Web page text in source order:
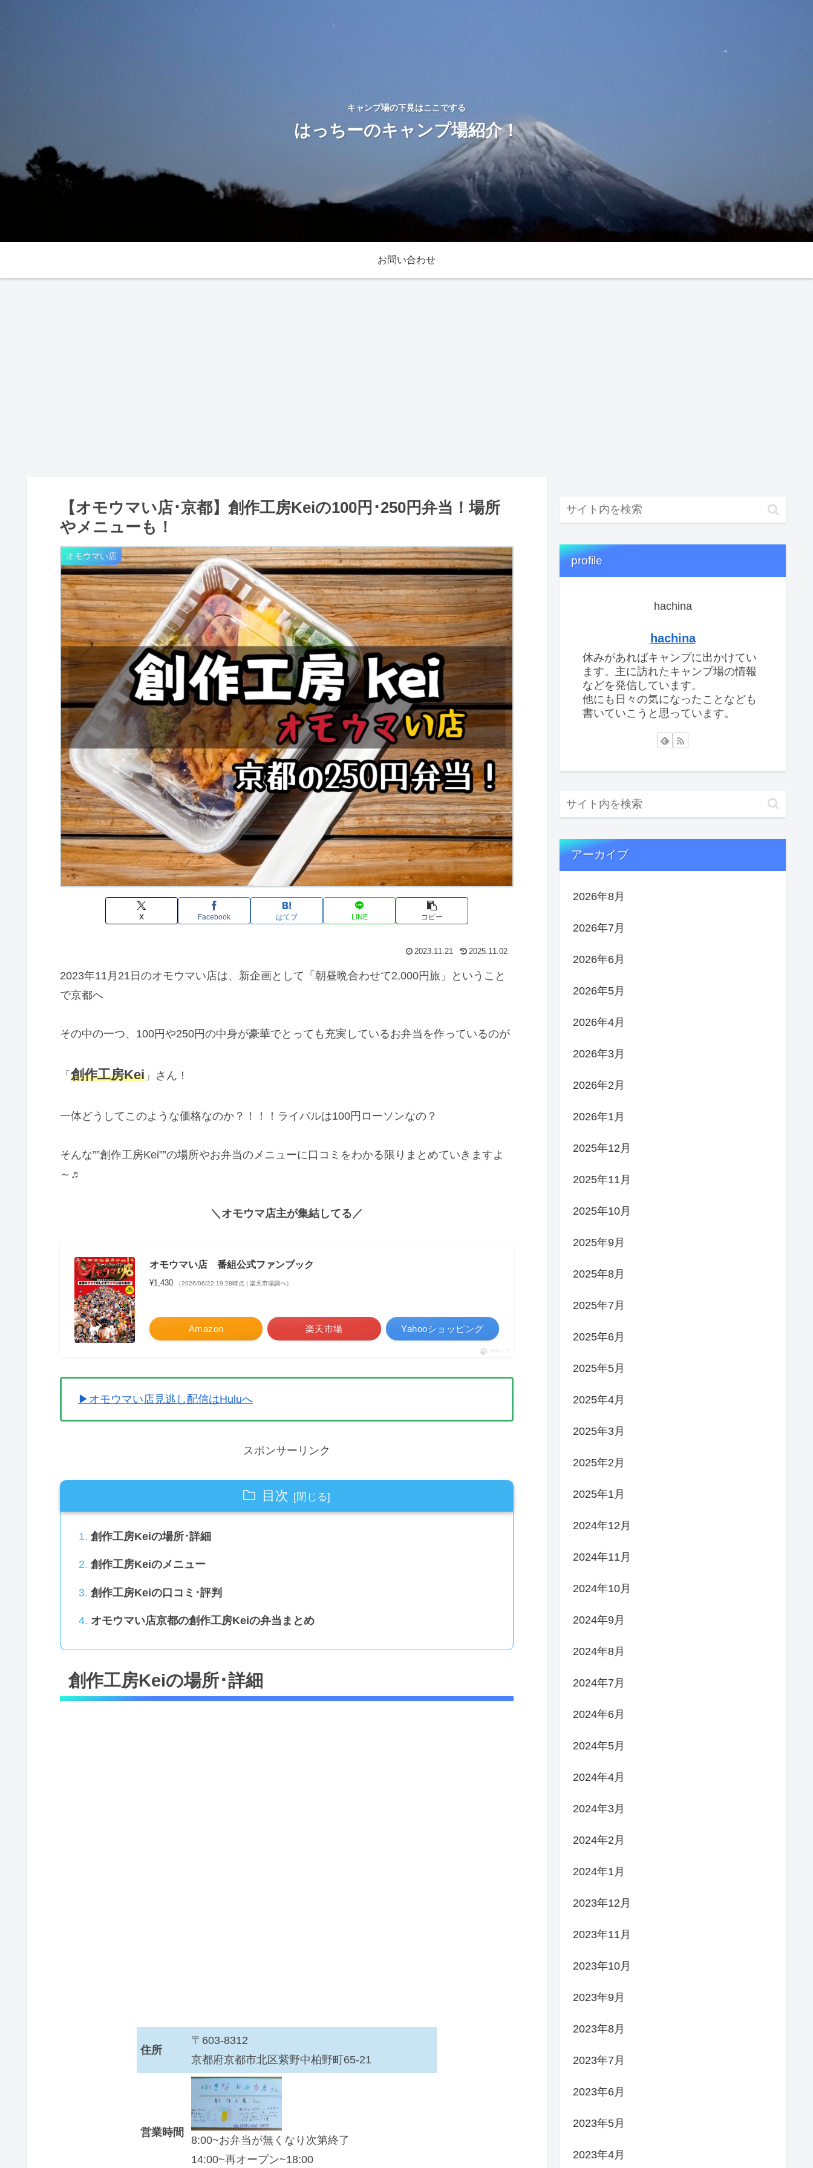
キャンプ場の下見はここでする
はっちーのキャンプ場紹介！
お問い合わせ
【オモウマい店･京都】創作工房Keiの100円･250円弁当！場所
やメニューも！
オモウマい店
X Facebook はてブ LINE コピー
2023.11.21 2025.11.02
2023年11月21日のオモウマい店は、新企画として「朝昼晩合わせて2,000円旅」ということ
で京都へ
その中の一つ、100円や250円の中身が豪華でとっても充実しているお弁当を作っているのが
「 創作工房Kei 」さん！
一体どうしてこのような価格なのか？！！！ライバルは100円ローソンなの？
そんな””創作工房Kei””の場所やお弁当のメニューに口コミをわかる限りまとめていきますよ
～♬
＼オモウマ店主が集結してる／
オモウマい店 番組公式ファンブック
¥1,430 （2026/06/22 19:28時点 | 楽天市場調べ）
Amazon 楽天市場 Yahooショッピング
ポチップ
▶オモウマい店見逃し配信はHuluへ
スポンサーリンク
目次
創作工房Keiの場所･詳細
創作工房Keiのメニュー
創作工房Keiの口コミ･評判
オモウマい店京都の創作工房Keiの弁当まとめ
創作工房Keiの場所･詳細
住所
〒603-8312
京都府京都市北区紫野中柏野町65-21
営業時間
8:00~お弁当が無くなり次第終了
14:00~再オープン~18:00
profile
hachina
hachina
休みがあればキャンプに出かけてい
ます。主に訪れたキャンプ場の情報
などを発信しています。
他にも日々の気になったことなども
書いていこうと思っています。
アーカイブ
2026年8月
2026年7月
2026年6月
2026年5月
2026年4月
2026年3月
2026年2月
2026年1月
2025年12月
2025年11月
2025年10月
2025年9月
2025年8月
2025年7月
2025年6月
2025年5月
2025年4月
2025年3月
2025年2月
2025年1月
2024年12月
2024年11月
2024年10月
2024年9月
2024年8月
2024年7月
2024年6月
2024年5月
2024年4月
2024年3月
2024年2月
2024年1月
2023年12月
2023年11月
2023年10月
2023年9月
2023年8月
2023年7月
2023年6月
2023年5月
2023年4月